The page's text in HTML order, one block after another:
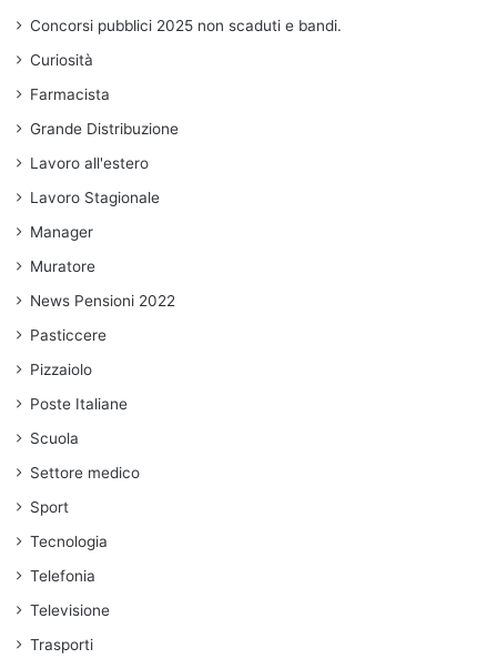
Concorsi pubblici 2025 non scaduti e bandi.
Curiosità
Farmacista
Grande Distribuzione
Lavoro all'estero
Lavoro Stagionale
Manager
Muratore
News Pensioni 2022
Pasticcere
Pizzaiolo
Poste Italiane
Scuola
Settore medico
Sport
Tecnologia
Telefonia
Televisione
Trasporti